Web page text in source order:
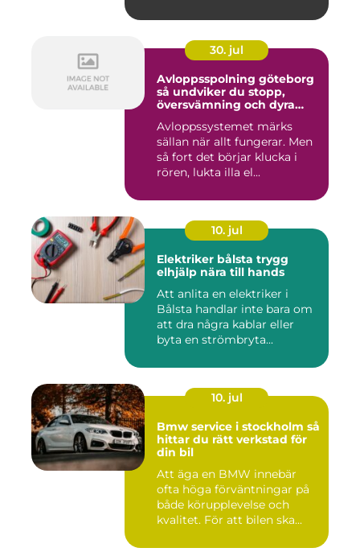
30. jul
Avloppsspolning göteborg
så undviker du stopp,
översvämning och dyra
Avloppssystemet märks
sällan när allt fungerar. Men
så fort det börjar klucka i
rören, lukta illa el...
10. jul
Elektriker bålsta trygg
elhjälp nära till hands
Att anlita en elektriker i
Bålsta handlar inte bara om
att dra några kablar eller
byta en strömbryta...
10. jul
Bmw service i stockholm så
hittar du rätt verkstad för
din bil
Att äga en BMW innebär
ofta höga förväntningar på
både körupplevelse och
kvalitet. För att bilen ska...